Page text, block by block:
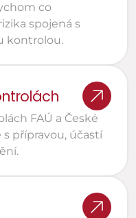
co
spojená s
kontrolou.
FAÚ a České
přípravou, účastí